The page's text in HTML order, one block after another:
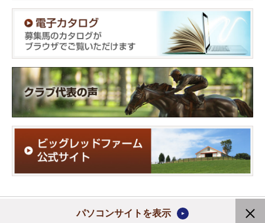
Copyright (C) 2020 Ruffian Turfman Club Ltd.
パソコンサイトを表示